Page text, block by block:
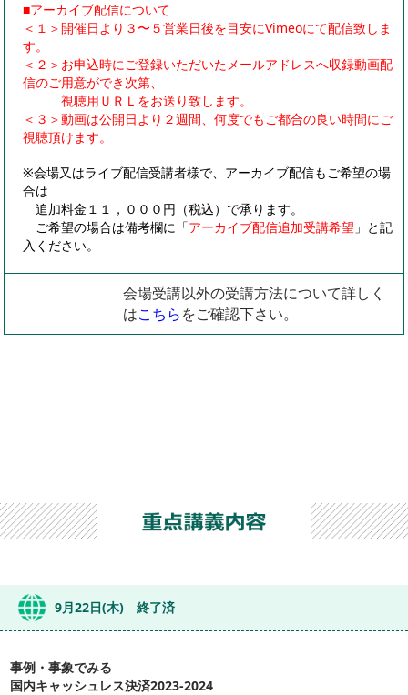
■アーカイブ配信について
＜１＞開催日より３〜５営業日後を目安にVimeoにて配信致しま
す。
＜２＞お申込時にご登録いただいたメールアドレスへ収録動画配
信のご用意ができ次第、
視聴用ＵＲＬをお送り致します。
＜３＞動画は公開日より２週間、何度でもご都合の良い時間にご
視聴頂けます。
※会場又はライブ配信受講者様で、アーカイブ配信もご希望の場
合は
追加料金１１，０００円（税込）で承ります。
ご希望の場合は備考欄に「アーカイブ配信追加受講希望 」と記
入ください。
会場受講以外の受講方法について詳しく
はこちらをご確認下さい。
9月22日(木) 終了済
事例・事象でみる
国内キャッシュレス決済2023-2024